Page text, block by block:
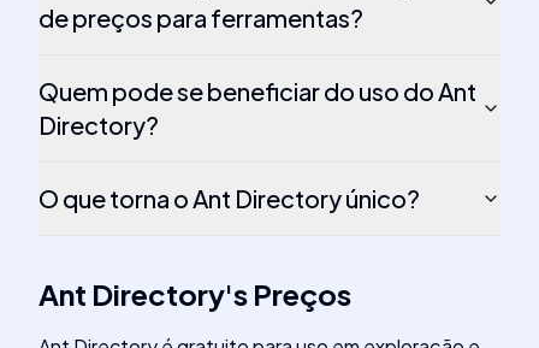
de preços para ferramentas?
Quem pode se beneficiar do uso do Ant
Directory?
O que torna o Ant Directory único?
Ant Directory's Preços